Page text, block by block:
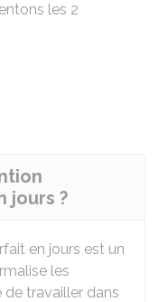
les 2
jours ?
en jours est un
les
travailler dans